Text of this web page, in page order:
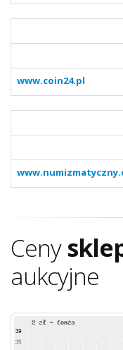
www.coin24.pl
Ceny
aukcyjne